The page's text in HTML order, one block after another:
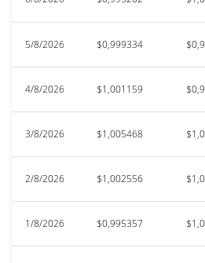
5/8/2026 $0,999334
4/8/2026 $1,001159
3/8/2026 $1,005468
2/8/2026 $1,002556
1/8/2026 $0,995357